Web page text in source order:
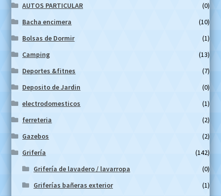
AUTOS PARTICULAR
(0)
Bacha encimera
(10)
Bolsas de Dormir
(1)
Camping
(13)
Deportes &fitnes
(7)
Deposito de Jardin
(0)
electrodomesticos
(1)
ferreteria
(2)
Gazebos
(2)
Grifería
(142)
Grifería de lavadero / lavarropa
(0)
Griferías bañeras exterior
(1)